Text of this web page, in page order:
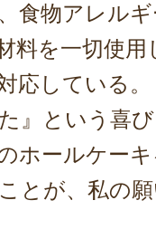
食物アレル
料を一切使
応している
』という喜
ホールケー
とが、私の